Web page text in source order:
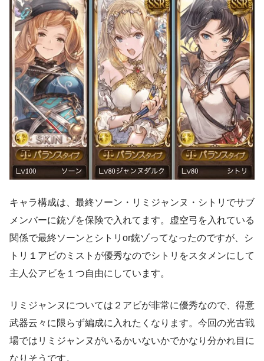
キャラ構成は、最終ソーン・リミジャンヌ・シトリでサブ
メンバーに銃ゾを保険で入れてます。虚空弓を入れている
関係で最終ソーンとシトリor銃ゾってなったのですが、シ
トリ１アビのミストが優秀なのでシトリをスタメンにして
主人公アビを１つ自由にしています。
リミジャンヌについては２アビが非常に優秀なので、得意
武器云々に限らず編成に入れたくなります。今回の光古戦
場ではリミジャンヌがいるかいないかでかなり分かれ目に
なりそうです。